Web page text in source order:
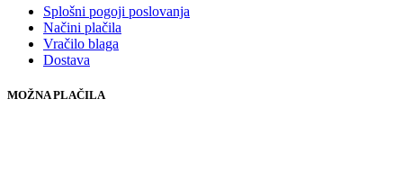
Splošni pogoji poslovanja
Načini plačila
Vračilo blaga
Dostava
MOŽNA PLAČILA